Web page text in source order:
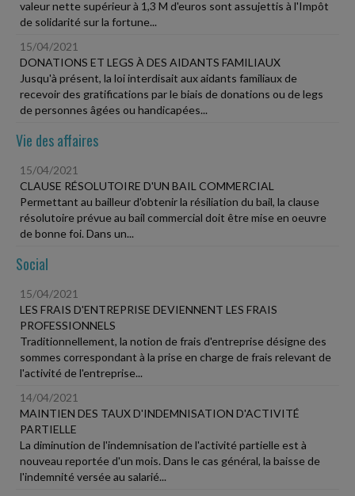
valeur nette supérieur à 1,3 M d'euros sont assujettis à l'Impôt
de solidarité sur la fortune...
15/04/2021
DONATIONS ET LEGS À DES AIDANTS FAMILIAUX
Jusqu'à présent, la loi interdisait aux aidants familiaux de
recevoir des gratifications par le biais de donations ou de legs
de personnes âgées ou handicapées...
Vie des affaires
15/04/2021
CLAUSE RÉSOLUTOIRE D'UN BAIL COMMERCIAL
Permettant au bailleur d'obtenir la résiliation du bail, la clause
résolutoire prévue au bail commercial doit être mise en oeuvre
de bonne foi. Dans un...
Social
15/04/2021
LES FRAIS D'ENTREPRISE DEVIENNENT LES FRAIS
PROFESSIONNELS
Traditionnellement, la notion de frais d'entreprise désigne des
sommes correspondant à la prise en charge de frais relevant de
l'activité de l'entreprise...
14/04/2021
MAINTIEN DES TAUX D'INDEMNISATION D'ACTIVITÉ
PARTIELLE
La diminution de l'indemnisation de l'activité partielle est à
nouveau reportée d'un mois. Dans le cas général, la baisse de
l'indemnité versée au salarié...